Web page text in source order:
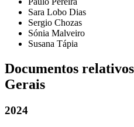
Sara Lobo Dias
Sergio Chozas
Sónia Malveiro
Susana Tápia
Documentos
Gerais
2024